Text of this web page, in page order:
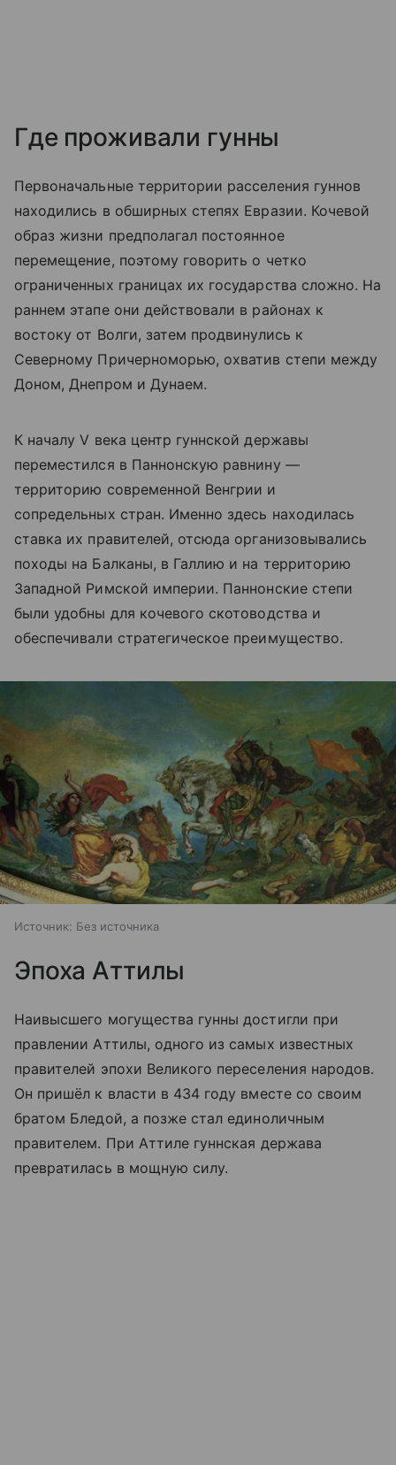
Где проживали гунны
Первоначальные территории расселения гуннов
находились в обширных степях Евразии. Кочевой
образ жизни предполагал постоянное
перемещение, поэтому говорить о четко
ограниченных границах их государства сложно. На
раннем этапе они действовали в районах к
востоку от Волги, затем продвинулись к
Северному Причерноморью, охватив степи между
Доном, Днепром и Дунаем.
К началу V века центр гуннской державы
переместился в Паннонскую равнину —
территорию современной Венгрии и
сопредельных стран. Именно здесь находилась
ставка их правителей, отсюда организовывались
походы на Балканы, в Галлию и на территорию
Западной Римской империи. Паннонские степи
были удобны для кочевого скотоводства и
обеспечивали стратегическое преимущество.
Источник: Без источника
Эпоха Аттилы
Наивысшего могущества гунны достигли при
правлении Аттилы, одного из самых известных
правителей эпохи Великого переселения народов.
Он пришёл к власти в 434 году вместе со своим
братом Бледой, а позже стал единоличным
правителем. При Аттиле гуннская держава
превратилась в мощную силу.